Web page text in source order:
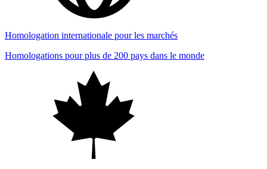
Homologation internationale pour les marchés
Homologations pour plus de 200 pays dans le monde